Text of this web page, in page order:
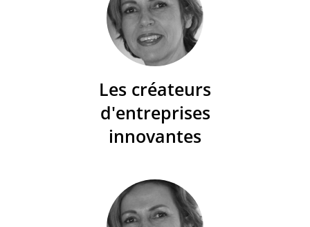
Les créateurs
d'entreprises
innovantes